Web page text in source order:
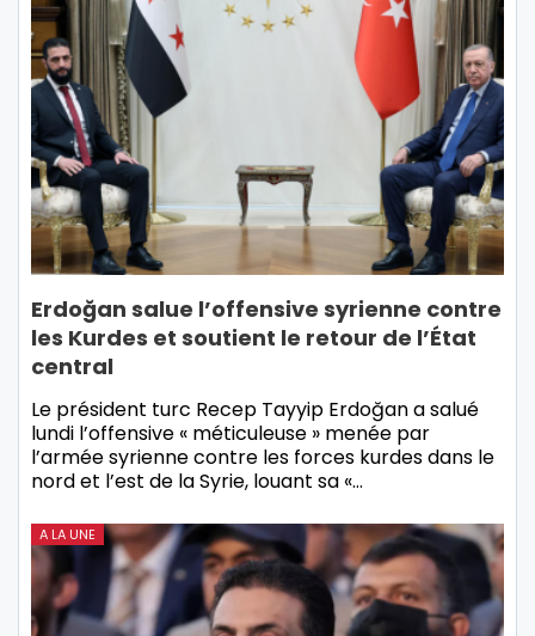
Erdoğan salue l’offensive syrienne contre
les Kurdes et soutient le retour de l’État
central
Le président turc Recep Tayyip Erdoğan a salué
lundi l’offensive « méticuleuse » menée par
l’armée syrienne contre les forces kurdes dans le
nord et l’est de la Syrie, louant sa «…
A LA UNE